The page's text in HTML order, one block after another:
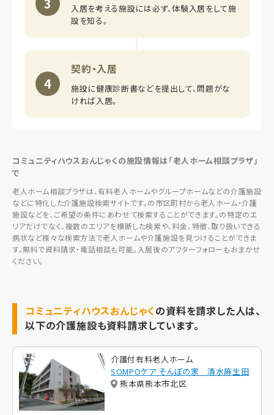
入居を考える施設には必ず、体験入居をして施
設を知る。
4
契約・入居
施設に健康診断書などを提出して、問題がな
ければ入居。
コミュニティハウスおんじゃくの施設情報は「老人ホーム相談プラザ」
で
老人ホーム相談プラザは、有料老人ホームやグループホームなどの介護施設
などに特化した介護施設検索サイトです。の市区町村から老人ホーム・介護
施設などを、ご希望の条件にあわせて検索することができます。の特定のエ
リアだけでなく、複数のエリアを横断した検索や、料金、特徴、取り扱いできる
病状など様々な検索方法で老人ホームや介護施設を見つけることができま
す。無料で資料請求・電話相談も可能。入居後のアフターフォローもおまかせ
ください。
コミュニティハウスおんじゃくの資料を請求した人は、
以下の介護施設も資料請求しています。
介護付有料老人ホーム
SOMPOケア そんぽの家 清水麻生田
熊本県熊本市北区